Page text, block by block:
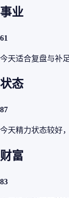
事业
61
今天适合复盘与补
状态
87
今天精力状态较好
财富
83